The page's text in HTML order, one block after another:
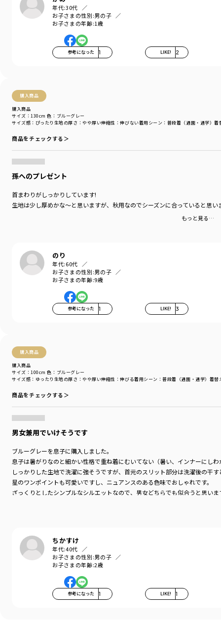
年代:30代
お子さまの性別:男の子
お子さまの年齢:1歳
参考になった 1 LIKE! 2
購入商品
購入商品
サイズ感 ：ぴったり 生地の厚さ ：やや厚い伸縮性 ：伸びない着用シーン ：普段着（通園・通学）着
サイズ：130cm 色：ブルーグレー
商品をチェックする＞
孫へのプレゼント
首まわりがしっかりしています!
生地は少し厚めかな～と思いますが、秋用なのでシーズンに合っていると思い
もっと見る…
のり
年代:60代
お子さまの性別:男の子
お子さまの年齢:9歳
参考になった 1 LIKE! 3
購入商品
購入商品
サイズ感 ：ゆったり 生地の厚さ ：やや厚い伸縮性 ：伸びる着用シーン ：普段着（通園・通学） 着替
サイズ：100cm 色：ブルーグレー
商品をチェックする＞
男女兼用でいけそうです
ブルーグレーを息子に購入しました。
息子は暑がりなのと細かい性格で重ね着にむいてない（暑い、インナーにし
しっかりした生地で洗濯に強そうですが、首元のスリット部分は洗濯後の干
星のワンポイントも可愛いですし、ニュアンスのある色味でおしゃれです。
ざっくりとしたシンプルなシルエットなので、男女どちらでも似合うと思いま
ちかすけ
年代:40代
お子さまの性別:男の子
お子さまの年齢:2歳
参考になった 1 LIKE! 1
伸縮性：あり
透け感：なし
着用イメージ/カラー：キャメル
モデル：身長109.0cm 体重18.0kg
サイズ：サイズ110
カテゴリ
カラー
性別タイプ
／BOY
商品番号
／11-4105-388